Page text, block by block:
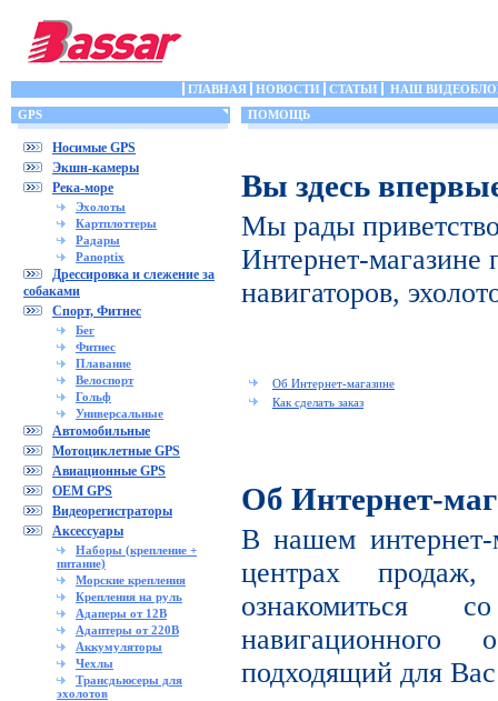
ГЛАВНАЯ НОВОСТИ СТАТЬИ
НАШ
GPS
Носимые GPS
Экшн-камеры
Река-море
Эхолоты
Картплоттеры
Радары
Panoptix
Дрессировка и слежение за
собаками
Спорт, Фитнес
Бег
Фитнес
Плавание
Велоспорт
Гольф
Универсальные
Автомобильные
Мотоциклетные GPS
Авиационные GPS
OEM GPS
Видеорегистраторы
Аксессуары
Наборы (крепление +
питание)
Морские крепления
Крепления на руль
Адаперы от 12В
Адаптеры от 220В
Аккумуляторы
Чехлы
Трансдьюсеры для
эхолотов
ПОМОЩЬ
Вы здесь
Мы рады
Интернет-магазине
навигаторов,
Об Интернет-магазине
Как сделать заказ
Об Интернет-
В нашем
центрах
ознакомиться
навигационного
подходящий для